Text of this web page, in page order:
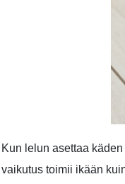
Kun lelun asettaa
vaikutus toimii ikään